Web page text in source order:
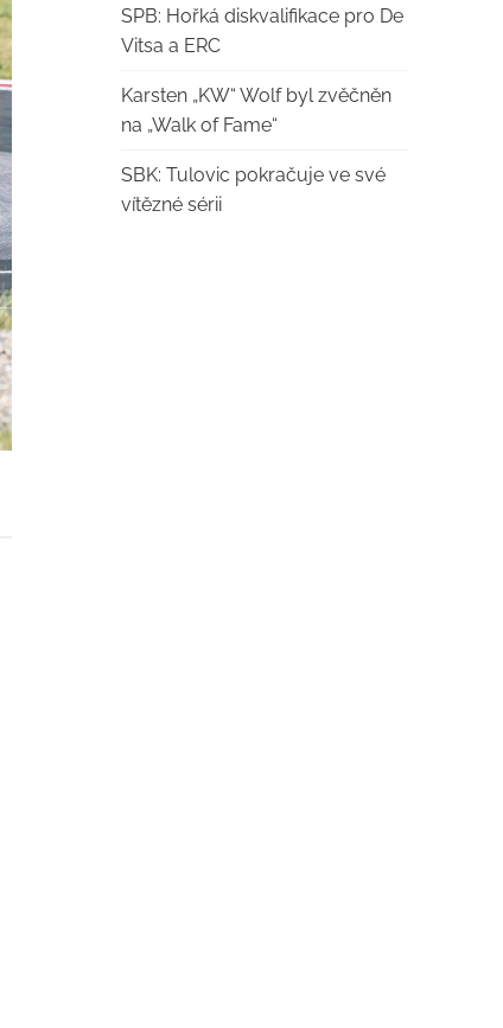
SPB: Hořká diskvalifikace pro De
Vitsa a ERC
Karsten „KW“ Wolf byl zvěčněn
na „Walk of Fame“
SBK: Tulovic pokračuje ve své
vítězné sérii